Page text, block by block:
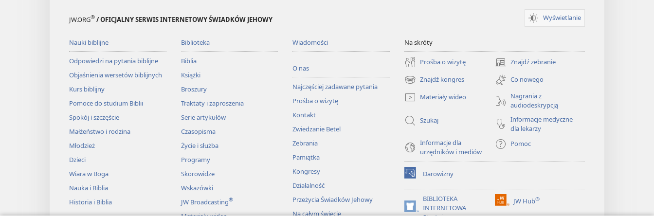
JW.ORG® / OFICJALNY SERWIS INTERNETOWY ŚWIADKÓW JEHOWY Wyświetlanie
Nauki biblijne
Odpowiedzi na pytania biblijne
Objaśnienia wersetów biblijnych
Kurs biblijny
Pomoce do studium Biblii
Spokój i szczęście
Małżeństwo i rodzina
Młodzież
Dzieci
Wiara w Boga
Nauka i Biblia
Historia i Biblia
Biblioteka
Biblia
Książki
Broszury
Traktaty i zaproszenia
Serie artykułów
Czasopisma
Życie i służba
Programy
Skorowidze
Wskazówki
JW Broadcasting®
Materiały wideo
Wiadomości
O nas
Najczęściej zadawane pytania
Prośba o wizytę
Kontakt
Zwiedzanie Betel
Zebrania
Pamiątka
Kongresy
Działalność
Przeżycia Świadków Jehowy
Na całym świecie
Na skróty
Prośba o wizytę Znajdź zebranie
(opens
new
window)
Znajdź kongres
(opens
new
window)
Co nowego
Materiały wideo
Nagrania z
audiodeskrypcją
Szukaj
Informacje medyczne
dla lekarzy
Informacje dla
urzędników i mediów
Pomoc
Darowizny
(opens
new
window)BIBLIOTEKA
INTERNETOWA
(opens
JW Hub®
(opens
new